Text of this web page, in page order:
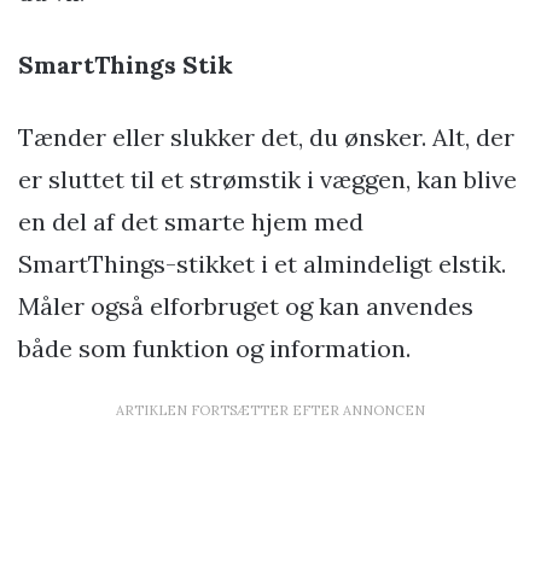
SmartThings Stik
Tænder eller slukker det, du ønsker. Alt, der
er sluttet til et strømstik i væggen, kan blive
en del af det smarte hjem med
SmartThings-stikket i et almindeligt elstik.
Måler også elforbruget og kan anvendes
både som funktion og information.
ARTIKLEN FORTSÆTTER EFTER ANNONCEN